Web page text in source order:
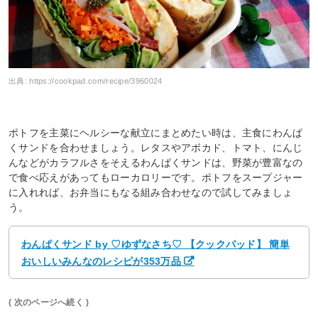
出典:https://cookpad.com/recipe/3960024
ポトフを主菜にヘルシーな献立にまとめたい時は、主食にわんぱ
くサンドを合わせましょう。レタスやアボカド、トマト、にんじ
んなどがカラフルさをそえるわんぱくサンドは、野菜が豊富なの
で食べ応えがあってもローカロリーです。ポトフをスープジャー
に入れれば、お弁当にもなる組み合わせなので試してみましょ
う。
わんぱくサンド by ♡ゆずなさち♡ 【クックパッド】 簡単
おいしいみんなのレシピが353万品
( 次のページへ続く )